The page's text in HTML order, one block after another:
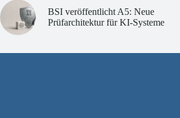
BSI veröffentlicht A5: Neue
Prüfarchitektur für KI-Systeme